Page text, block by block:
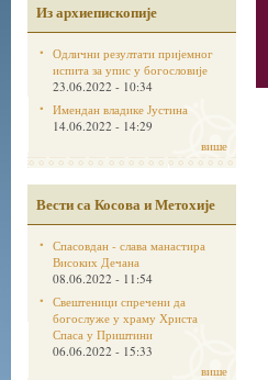
Из архиепископије
Одлични резултати пријемног
испита за упис у богословије
23.06.2022 - 10:34
Имендан владике Јустина
14.06.2022 - 14:29
више
Вести са Косова и Метохије
Спасовдан - слава манастира
Високих Дечана
08.06.2022 - 11:54
Свештеници спречени да
богослуже у храму Христа
Спаса у Приштини
06.06.2022 - 15:33
више